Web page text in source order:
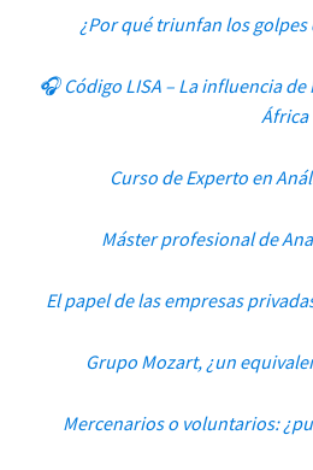
¿Por qué triunfan los golpes
🎧 Código LISA – La influencia
África
Curso de Experto en
Máster profesional de
El papel de las empresas
Grupo Mozart, ¿un
Mercenarios o voluntarios: